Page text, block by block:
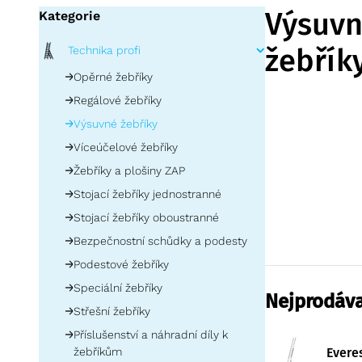
Kategorie
Technika profi
Opěrné žebříky
Regálové žebříky
Výsuvné žebříky
Víceúčelové žebříky
Žebříky a plošiny ZAP
Stojací žebříky jednostranné
Stojací žebříky oboustranné
Bezpečnostní schůdky a podesty
Podestové žebříky
Speciální žebříky
Střešní žebříky
Příslušenství a náhradní díly k
žebříkům
zpevněné
nastavit délku